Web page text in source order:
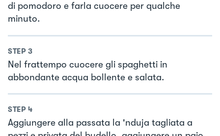
di pomodoro e farla cuocere per qualche
minuto.
STEP 3
Nel frattempo cuocere gli spaghetti in
abbondante acqua bollente e salata.
STEP 4
Aggiungere alla passata la 'nduja tagliata a